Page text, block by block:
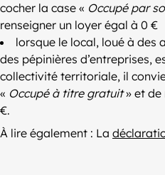
cocher la case « Occupé par
renseigner un loyer égal à 0 €
lorsque le local, loué à des
des pépinières d’entreprises,
collectivité territoriale, il
« Occupé à titre gratuit» et de
€.
À lire également : La